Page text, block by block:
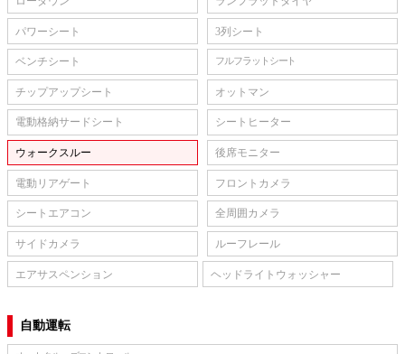
パワーシート 3列シート
ベンチシート フルフラットシート
チップアップシート オットマン
電動格納サードシート シートヒーター
ウォークスルー 後席モニター
電動リアゲート フロントカメラ
シートエアコン 全周囲カメラ
サイドカメラ ルーフレール
エアサスペンション ヘッドライトウォッシャー
自動運転